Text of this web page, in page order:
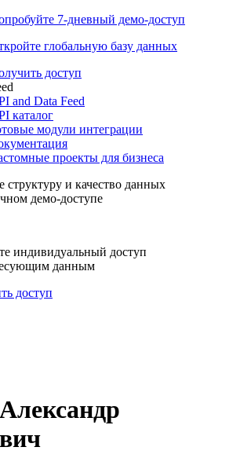
7-дневный демо-доступ
глобальную базу данных
доступ
and Data Feed
каталог
модули интеграции
проекты для бизнеса
структуру и качество данных
демо-доступе
индивидуальный доступ
данным
доступ